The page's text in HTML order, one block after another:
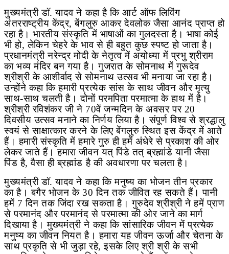
मुख्यमंत्री डॉ. यादव ने कहा है कि आर्ट ऑफ लिविंग
अंतरराष्ट्रीय केंद्र,बेंगलुरु आकर देवलोक जैसा आनंद प्राप्त हो
रहा है। भारतीय संस्कृति में भाषाओं का गुलदस्ता है। भाषा कोई
भी हो,लेकिन चेहरे के भाव से ही बहुत कुछ स्पष्ट हो जाता है।
प्रधानमंत्री नरेन्द्र मोदी के नेतृत्व में अयोध्या में प्रभु श्रीराम
का भव्य मंदिर बन गया है। गुजरात के सोमनाथ में गुरूदेव
श्रीश्री के आशीर्वाद से सोमनाथ उत्सव भी मनाया जा रहा है।
उन्होंने कहा कि हमारी प्रत्येक सांस के साथ जीवन और मृत्यु
साथ-साथ चलती है। दोनों परमपिता परमात्मा के हाथ में है।
श्रीश्री रविशंकर जी ने 70वें जन्मदिन के अवसर पर 20
दिवसीय उत्सव मनाने का निर्णय लिया है। संपूर्ण विश्व से श्रद्धालु
स्वयं से साक्षात्कार करने के लिए बेंगलुरु स्थित इस केंद्र में आते
हैं। हमारी संस्कृति में हमारे गुरु ही हमें अंधेरे से प्रकाश की ओर
लेकर जाते हैं। हमारा जीवन यत् पिंडे तत् ब्रह्मांडे यानी जैसा
पिंड है,वैसा ही ब्रह्मांड है की अवधारणा पर चलता है।
मुख्यमंत्री डॉ. यादव ने कहा कि मनुष्य का भोजन तीन प्रकार
का है। बगैर भोजन के 30 दिन तक जीवित रह सकते हैं। पानी
हमें 7 दिन तक जिंदा रख सकता है। गुरुदेव श्रीश्री ने हमें प्राण
से परमानंद और परमानंद से परमात्मा की ओर जाने का मार्ग
दिखाया है। मुख्यमंत्री ने कहा कि सांसारिक जीवन में प्रत्येक
मनुष्य का जीवन नियत है। हमारा यह जीवन ऊर्जा और चेतना के
साथ प्रकृति से भी जुड़ा रहे,इसके लिए श्री श्री के सभी